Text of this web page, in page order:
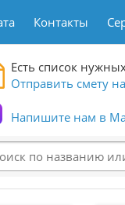
Контакты
Есть список
Отправить смету
Напишите нам в